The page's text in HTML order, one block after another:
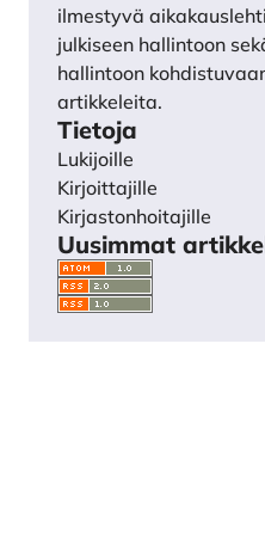
ilmestyvä
julkiseen hallintoon
hallintoon
artikkeleita.
Tietoja
Lukijoille
Kirjoittajille
Kirjastonhoitajille
Uusimmat